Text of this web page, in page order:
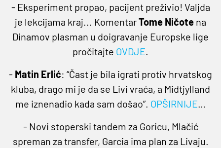
- Eksperiment propao, pacijent preživio! Valjda
je lekcijama kraj... KomentarTome Ničote na
Dinamov plasman u doigravanje Europske lige
pročitajte OVDJE.
- Matin Erlić: “Čast je bila igrati protiv hrvatskog
kluba, drago mi je da se Livi vraća, a Midtjylland
me iznenadio kada sam došao”. OPŠIRNIJE…
- Novi stoperski tandem za Goricu, Mlačić
spreman za transfer, Garcia ima plan za Livaju.